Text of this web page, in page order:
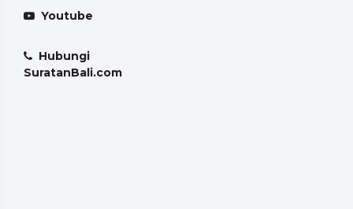
Youtube
Hubungi
SuratanBali.com